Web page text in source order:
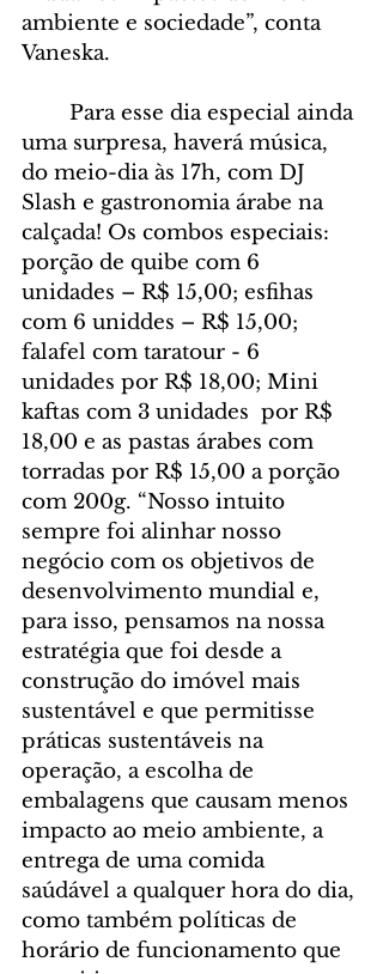
ambiente e sociedade”, conta
Vaneska.
uma surpresa, haverá música,
do meio-dia às 17h, com DJ
Slash e gastronomia árabe na
calçada! Os combos especiais:
porção de quibe com 6
unidades – R$ 15,00; esfihas
com 6 uniddes – R$ 15,00;
falafel com taratour - 6
unidades por R$ 18,00; Mini
kaftas com 3 unidades  por R$
18,00 e as pastas árabes com
torradas por R$ 15,00 a porção
com 200g. “Nosso intuito
sempre foi alinhar nosso
negócio com os objetivos de
desenvolvimento mundial e,
para isso, pensamos na nossa
estratégia que foi desde a
construção do imóvel mais
sustentável e que permitisse
práticas sustentáveis na
operação, a escolha de
embalagens que causam menos
impacto ao meio ambiente, a
entrega de uma comida
saúdável a qualquer hora do dia,
como também políticas de
horário de funcionamento que